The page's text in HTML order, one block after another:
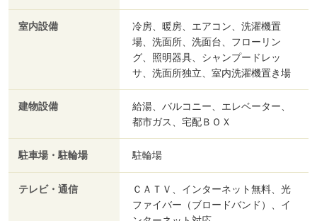
室内設備
冷房、暖房、エアコン、洗濯機置
場、洗面所、洗面台、フローリン
グ、照明器具、シャンプードレッ
サ、洗面所独立、室内洗濯機置き場
建物設備
給湯、バルコニー、エレベーター、
都市ガス、宅配ＢＯＸ
駐車場・駐輪場 駐輪場
テレビ・通信
ＣＡＴＶ、インターネット無料、光
ファイバー（ブロードバンド）、イ